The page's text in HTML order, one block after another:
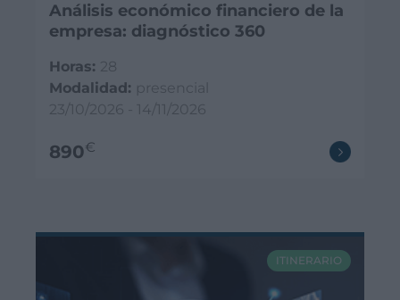
Análisis económico financiero de la
empresa: diagnóstico 360
Horas: 28
Modalidad: presencial
23/10/2026 - 14/11/2026
890€
ITINERARIO